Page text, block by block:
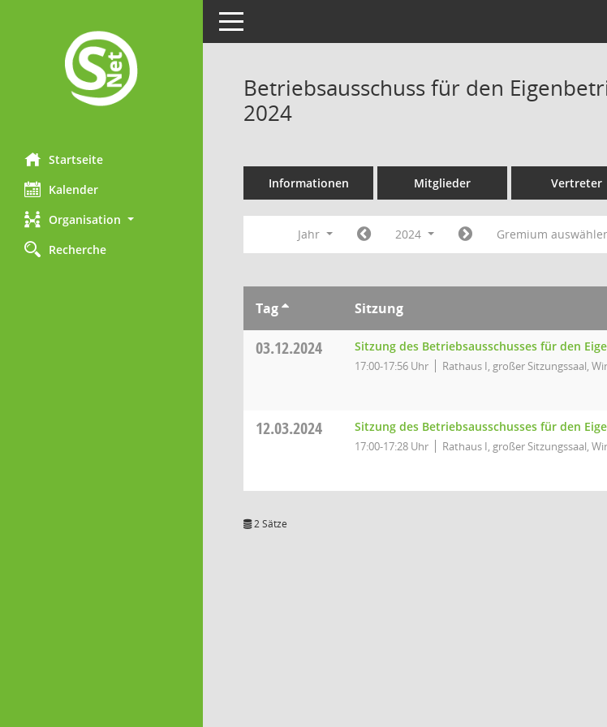
Startseite
Kalender
Organisation
Recherche
Toggle navigation
Betriebsausschuss für den
2024
Informationen Mitglieder Vertreter
Jahr 2024 Gremium
Tag Sitzung
03.12.2024 Sitzung des Betriebsausschusses für den
17:00-17:56 Uhr Rathaus I, großer Sitzungssaal,
12.03.2024 Sitzung des Betriebsausschusses für den
17:00-17:28 Uhr Rathaus I, großer Sitzungssaal,
2 Sätze